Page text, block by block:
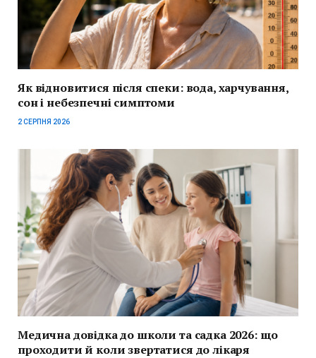
Як відновитися після спеки: вода, харчування,
сон і небезпечні симптоми
2 СЕРПНЯ 2026
Медична довідка до школи та садка 2026: що
проходити й коли звертатися до лікаря